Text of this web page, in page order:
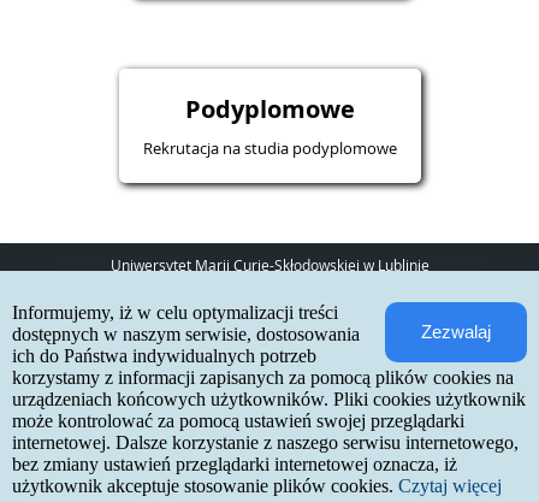
Podyplomowe
Rekrutacja na studia podyplomowe
Uniwersytet Marii Curie-Skłodowskiej w Lublinie
20-031 Lublin
www:http://umcs.pl
Internetowa Rekrutacja Kandydatów
IRK 1.21.3 (6bf78478) :: 2026-06-17
mapa strony
deklaracja dostępności
kontakt
Zezwalaj
Informujemy, iż w celu optymalizacji treści
dostępnych w naszym serwisie, dostosowania
ich do Państwa indywidualnych potrzeb
korzystamy z informacji zapisanych za pomocą plików cookies na
urządzeniach końcowych użytkowników. Pliki cookies użytkownik
może kontrolować za pomocą ustawień swojej przeglądarki
internetowej. Dalsze korzystanie z naszego serwisu internetowego,
bez zmiany ustawień przeglądarki internetowej oznacza, iż
użytkownik akceptuje stosowanie plików cookies. Czytaj więcej